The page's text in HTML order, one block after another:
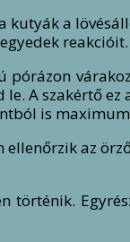
kutyák a
reakcióit.
A szakértő
is
ellenőrzik az
történik.